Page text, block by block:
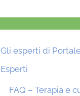
Gli esperti di
Esperti
FAQ – Terapia e